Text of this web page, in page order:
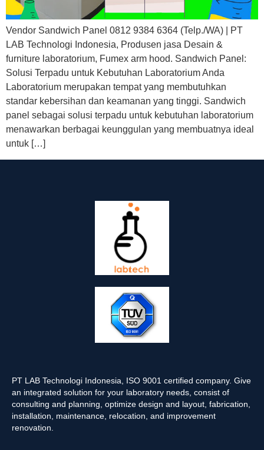
Vendor Sandwich Panel 0812 9384 6364 (Telp./WA) | PT
LAB Technologi Indonesia, Produsen jasa Desain &
furniture laboratorium, Fumex arm hood. Sandwich Panel:
Solusi Terpadu untuk Kebutuhan Laboratorium Anda
Laboratorium merupakan tempat yang membutuhkan
standar kebersihan dan keamanan yang tinggi. Sandwich
panel sebagai solusi terpadu untuk kebutuhan laboratorium
menawarkan berbagai keunggulan yang membuatnya ideal
untuk […]
PT LAB Technologi Indonesia, ISO 9001 certified company. Give
an integrated solution for your laboratory needs, consist of
consulting and planning, optimize design and layout, fabrication,
installation, maintenance, relocation, and improvement
renovation.